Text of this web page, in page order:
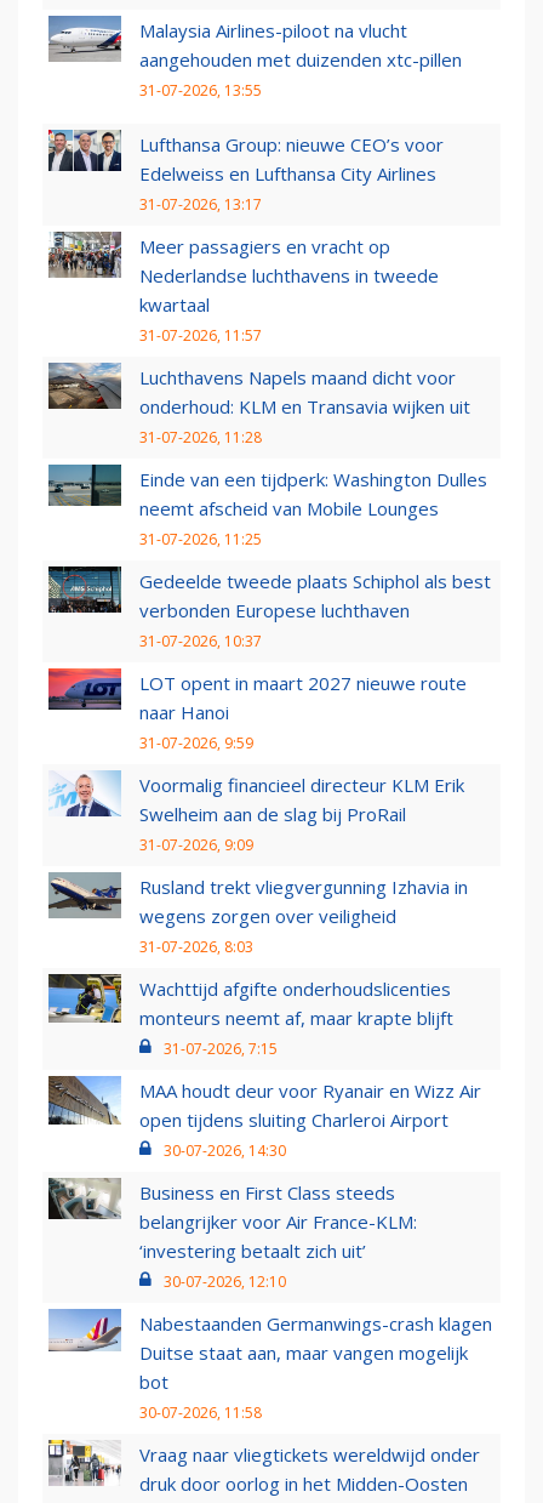
Malaysia Airlines-piloot na vlucht
aangehouden met duizenden xtc-pillen
31-07-2026, 13:55
Lufthansa Group: nieuwe CEO’s voor
Edelweiss en Lufthansa City Airlines
31-07-2026, 13:17
Meer passagiers en vracht op
Nederlandse luchthavens in tweede
kwartaal
31-07-2026, 11:57
Luchthavens Napels maand dicht voor
onderhoud: KLM en Transavia wijken uit
31-07-2026, 11:28
Einde van een tijdperk: Washington Dulles
neemt afscheid van Mobile Lounges
31-07-2026, 11:25
Gedeelde tweede plaats Schiphol als best
verbonden Europese luchthaven
31-07-2026, 10:37
LOT opent in maart 2027 nieuwe route
naar Hanoi
31-07-2026, 9:59
Voormalig financieel directeur KLM Erik
Swelheim aan de slag bij ProRail
31-07-2026, 9:09
Rusland trekt vliegvergunning Izhavia in
wegens zorgen over veiligheid
31-07-2026, 8:03
Wachttijd afgifte onderhoudslicenties
monteurs neemt af, maar krapte blijft
31-07-2026, 7:15
MAA houdt deur voor Ryanair en Wizz Air
open tijdens sluiting Charleroi Airport
30-07-2026, 14:30
Business en First Class steeds
belangrijker voor Air France-KLM:
‘investering betaalt zich uit’
30-07-2026, 12:10
Nabestaanden Germanwings-crash klagen
Duitse staat aan, maar vangen mogelijk
bot
30-07-2026, 11:58
Vraag naar vliegtickets wereldwijd onder
druk door oorlog in het Midden-Oosten